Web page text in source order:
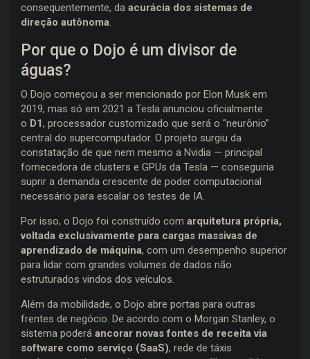
consequentemente, da acurácia dos sistemas de
direção autônoma.
Por que o Dojo é um divisor de
águas?
O Dojo começou a ser mencionado por Elon Musk em
2019, mas só em 2021 a Tesla anunciou oficialmente
o D1, processador customizado que será o “neurônio”
central do supercomputador. O projeto surgiu da
constatação de que nem mesmo a Nvidia — principal
fornecedora de clusters e GPUs da Tesla — conseguiria
suprir a demanda crescente de poder computacional
necessário para escalar os testes de IA.
Por isso, o Dojo foi construído com arquitetura própria,
voltada exclusivamente para cargas massivas de
aprendizado de máquina, com um desempenho superior
para lidar com grandes volumes de dados não
estruturados vindos dos veículos.
Além da mobilidade, o Dojo abre portas para outras
frentes de negócio. De acordo com o Morgan Stanley, o
sistema poderá ancorar novas fontes de receita via
software como serviço (SaaS), rede de táxis